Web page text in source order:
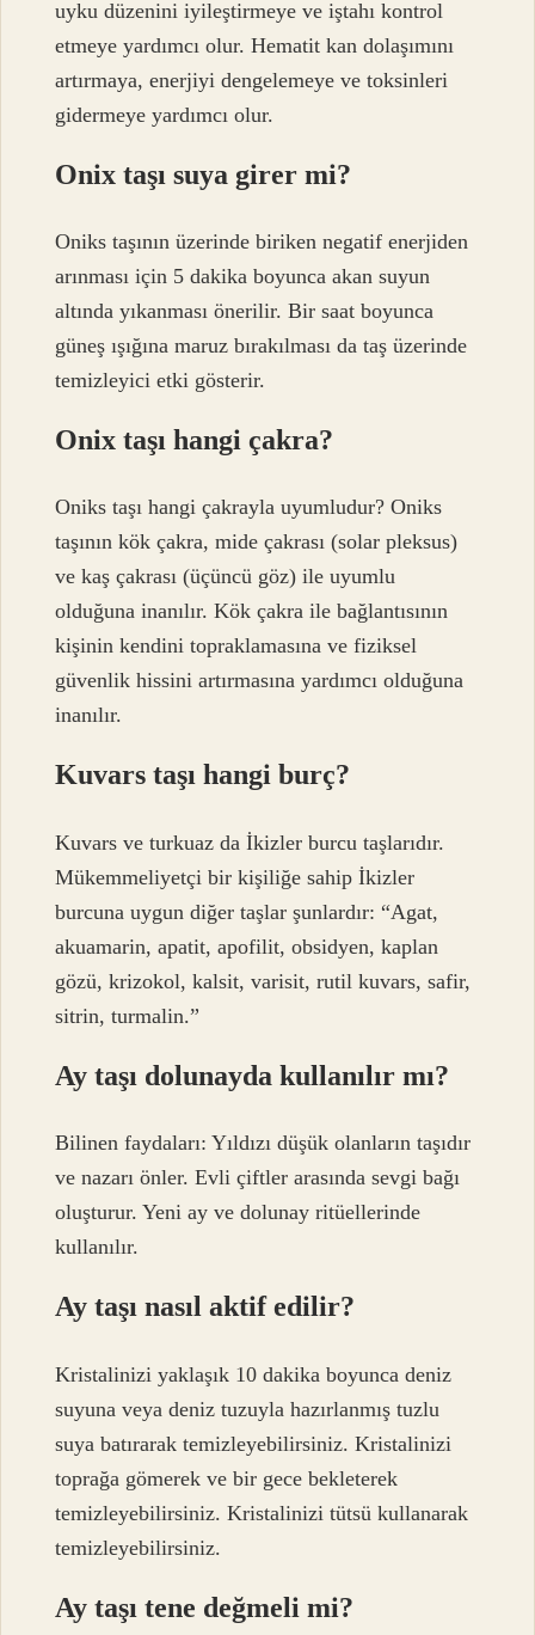
uyku düzenini iyileştirmeye ve iştahı kontrol
etmeye yardımcı olur. Hematit kan dolaşımını
artırmaya, enerjiyi dengelemeye ve toksinleri
gidermeye yardımcı olur.
Onix taşı suya girer mi?
Oniks taşının üzerinde biriken negatif enerjiden
arınması için 5 dakika boyunca akan suyun
altında yıkanması önerilir. Bir saat boyunca
güneş ışığına maruz bırakılması da taş üzerinde
temizleyici etki gösterir.
Onix taşı hangi çakra?
Oniks taşı hangi çakrayla uyumludur? Oniks
taşının kök çakra, mide çakrası (solar pleksus)
ve kaş çakrası (üçüncü göz) ile uyumlu
olduğuna inanılır. Kök çakra ile bağlantısının
kişinin kendini topraklamasına ve fiziksel
güvenlik hissini artırmasına yardımcı olduğuna
inanılır.
Kuvars taşı hangi burç?
Kuvars ve turkuaz da İkizler burcu taşlarıdır.
Mükemmeliyetçi bir kişiliğe sahip İkizler
burcuna uygun diğer taşlar şunlardır: “Agat,
akuamarin, apatit, apofilit, obsidyen, kaplan
gözü, krizokol, kalsit, varisit, rutil kuvars, safir,
sitrin, turmalin.”
Ay taşı dolunayda kullanılır mı?
Bilinen faydaları: Yıldızı düşük olanların taşıdır
ve nazarı önler. Evli çiftler arasında sevgi bağı
oluşturur. Yeni ay ve dolunay ritüellerinde
kullanılır.
Ay taşı nasıl aktif edilir?
Kristalinizi yaklaşık 10 dakika boyunca deniz
suyuna veya deniz tuzuyla hazırlanmış tuzlu
suya batırarak temizleyebilirsiniz. Kristalinizi
toprağa gömerek ve bir gece bekleterek
temizleyebilirsiniz. Kristalinizi tütsü kullanarak
temizleyebilirsiniz.
Ay taşı tene değmeli mi?